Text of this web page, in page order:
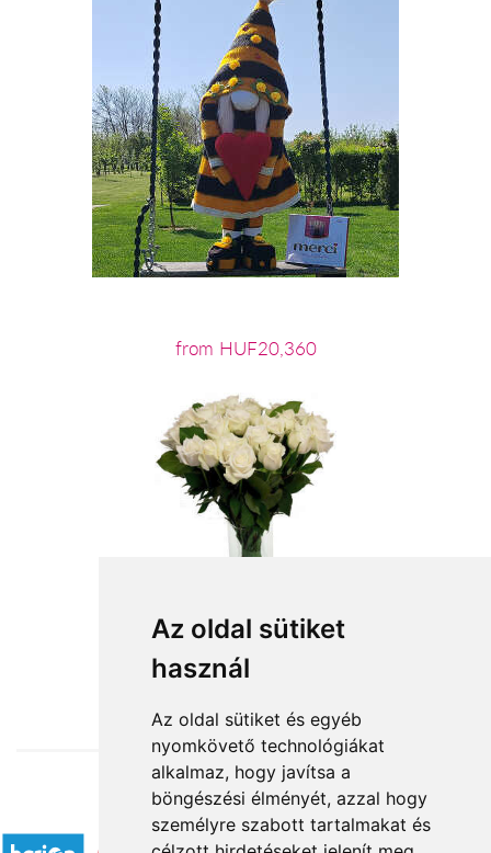
Az oldal sütiket
használ
Az oldal sütiket és egyéb
nyomkövető technológiákat
alkalmaz, hogy javítsa a
böngészési élményét, azzal hogy
személyre szabott tartalmakat és
from HUF20,360
from HUF3,800
Accepted payment methods